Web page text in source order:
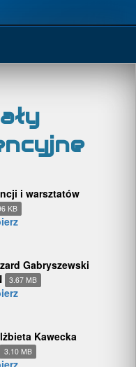
i warsztatów
KB
Gabryszewski
3.67 MB
Kawecka
3.10 MB